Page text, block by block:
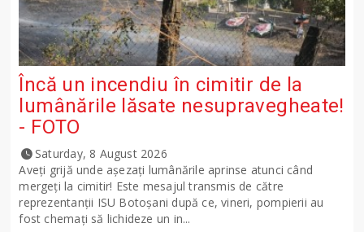
Încă un incendiu în cimitir de la
lumânările lăsate nesupravegheate!
- FOTO
Saturday, 8 August 2026
Aveți grijă unde așezați lumânările aprinse atunci când
mergeți la cimitir! Este mesajul transmis de către
reprezentanții ISU Botoșani după ce, vineri, pompierii au
fost chemați să lichideze un in...